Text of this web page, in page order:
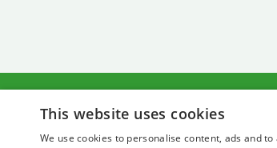
This website uses cookies
We use cookies to personalise content, ads and